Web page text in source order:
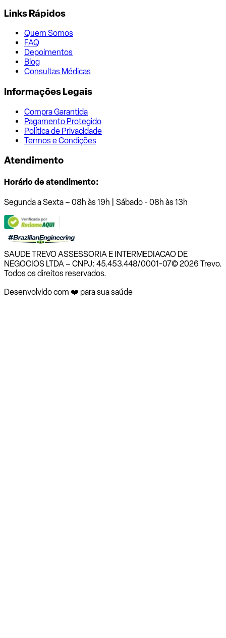
Links Rápidos
Quem Somos
FAQ
Depoimentos
Blog
Consultas Médicas
Informações Legais
Compra Garantida
Pagamento Protegido
Política de Privacidade
Termos e Condições
Atendimento
Horário de atendimento:
Segunda a Sexta – 08h às 19h | Sábado - 08h às 13h
SAUDE TREVO ASSESSORIA E INTERMEDIACAO DE
NEGOCIOS LTDA – CNPJ: 45.453.448/0001-07© 2026 Trevo.
Todos os direitos reservados.
Desenvolvido com ❤️ para sua saúde